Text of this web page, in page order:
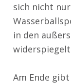
sich nicht
in den
Am Ende